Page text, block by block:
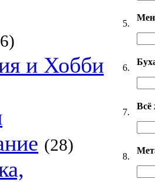
и Хобби
(28)
5.
6.
7.
Всё
8.